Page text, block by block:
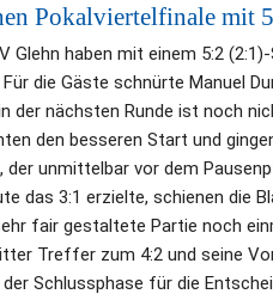
Pokalviertelfinale mit
Glehn haben mit einem 5:2
die Gäste schnürte Manuel
der nächsten Runde ist noch
den besseren Start und
der unmittelbar vor dem
das 3:1 erzielte, schienen die
fair gestaltete Partie noch
Treffer zum 4:2 und seine
Schlussphase für die